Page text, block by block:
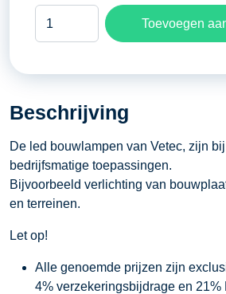
Toevoegen
Beschrijving
De led bouwlampen van Vetec, zijn
bedrijfsmatige toepassingen.
Bijvoorbeeld verlichting van
en terreinen.
Let op!
Alle genoemde prijzen zijn
4% verzekeringsbijdrage en 21%